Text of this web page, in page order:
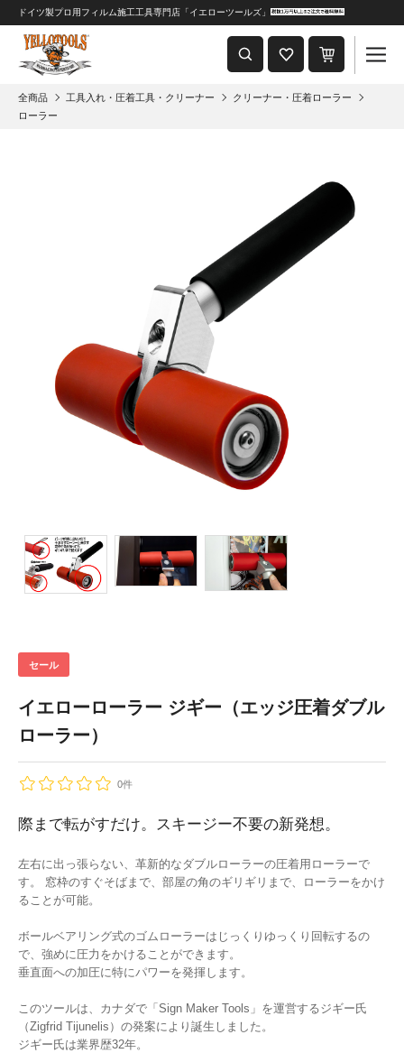
重要なおしらせ
2024年8月1日 価格改定につきまして
ドイツ製プロ用フィルム施工工具専門店「イエローツールズ」
全商品 工具入れ・圧着工具・クリーナー
クリーナー・圧着ローラー
ローラー
セール
イエローローラー ジギー（エッジ圧着ダブル
ローラー）
0件
際まで転がすだけ。スキージー不要の新発想。
左右に出っ張らない、革新的なダブルローラーの圧着用ローラーで
す。 窓枠のすぐそばまで、部屋の角のギリギリまで、ローラーをかけ
ることが可能。
ボールベアリング式のゴムローラーはじっくりゆっくり回転するの
で、強めに圧力をかけることができます。
垂直面への加圧に特にパワーを発揮します。
このツールは、カナダで「Sign Maker Tools」を運営するジギー氏
（Zigfrid Tijunelis）の発案により誕生しました。
ジギー氏は業界歴32年。